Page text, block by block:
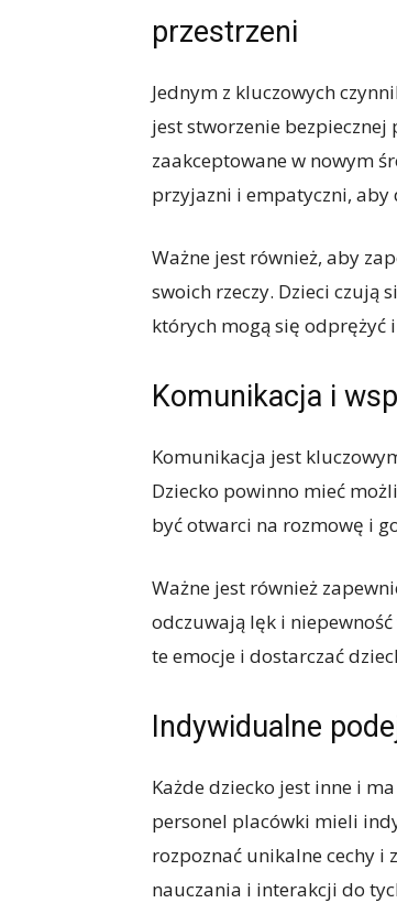
przestrzeni
Jednym z kluczowych
jest stworzenie
zaakceptowane w nowym
przyjazni i empatyczni, aby
Ważne jest również, aby
swoich rzeczy. Dzieci czują
których mogą się odprężyć
Komunikacja i
Komunikacja jest
Dziecko powinno mieć
być otwarci na rozmowę i
Ważne jest również
odczuwają lęk i
te emocje i dostarczać
Indywidualne
Każde dziecko jest inne i
personel placówki mieli
rozpoznać unikalne cechy i
nauczania i interakcji do